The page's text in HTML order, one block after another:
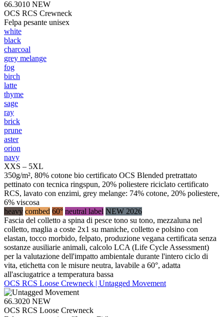
66.3010 NEW
OCS RCS Crewneck
Felpa pesante unisex
white
black
charcoal
grey melange
fog
birch
latte
thyme
sage
ray
brick
prune
aster
orion
navy
XXS – 5XL
350g/m², 80% cotone bio certificato OCS Blended pretrattato
pettinato con tecnica ringspun, 20% poliestere riciclato certificato
RCS, lavato con enzimi, grey melange: 74% cotone, 20% poliestere,
6% viscosa
heavy combed 60° neutral label NEW 2026
Fascia del colletto a spina di pesce tono su tono, mezzaluna nel
colletto, maglia a coste 2x1 su maniche, colletto e polsino con
elastan, tocco morbido, felpato, produzione vegana certificata senza
sostanze ausiliarie animali, calcolo LCA (Life Cycle Assessment)
per la valutazione dell'impatto ambientale durante l'intero ciclo di
vita, etichetta con le misure neutra, lavabile a 60°, adatta
all'asciugatrice a temperatura bassa
OCS RCS Loose Crewneck | Untagged Movement
66.3020 NEW
OCS RCS Loose Crewneck